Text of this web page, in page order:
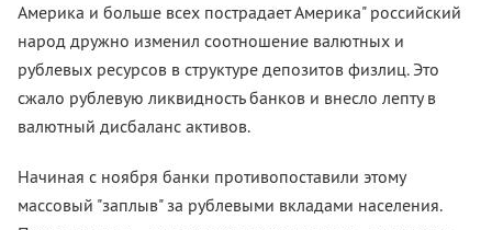
Америка и больше всех пострадает Америка" российский
народ дружно изменил соотношение валютных и
рублевых ресурсов в структуре депозитов физлиц. Это
сжало рублевую ликвидность банков и внесло лепту в
валютный дисбаланс активов.
Начиная с ноября банки противопоставили этому
массовый "заплыв" за рублевыми вкладами населения.